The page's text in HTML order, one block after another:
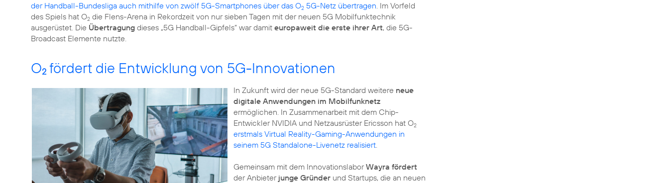
der Handball-Bundesliga auch mithilfe von zwölf 5G-Smartphones über das O2 5G-Netz übertragen. Im Vorfeld
des Spiels hat O2 die Flens-Arena in Rekordzeit von nur sieben Tagen mit der neuen 5G Mobilfunktechnik
ausgerüstet. Die Übertragung dieses „5G Handball-Gipfels“ war damit europaweit die erste ihrer Art, die 5G-
Broadcast Elemente nutzte.
O2 fördert die Entwicklung von 5G-Innovationen
In Zukunft wird der neue 5G-Standard weitere neue
digitale Anwendungen im Mobilfunknetz
ermöglichen. In Zusammenarbeit mit dem Chip-
Entwickler NVIDIA und Netzausrüster Ericsson hat O2
erstmals Virtual Reality-Gaming-Anwendungen in
seinem 5G Standalone-Livenetz realisiert.
Gemeinsam mit dem InnovationslaborWayra fördert
der Anbieter junge Gründerund Startups, die an neuen